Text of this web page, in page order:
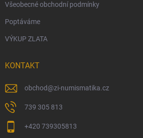
Všeobecné obchodní podmínky
Poptáváme
VÝKUP ZLATA
KONTAKT
obchod@zi-numismatika.cz
739 305 813
+420 739305813